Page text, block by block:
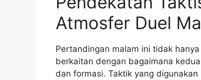
Atmosfer Duel
Pertandingan malam ini tidak
berkaitan dengan bagaimana
dan formasi. Taktik yang